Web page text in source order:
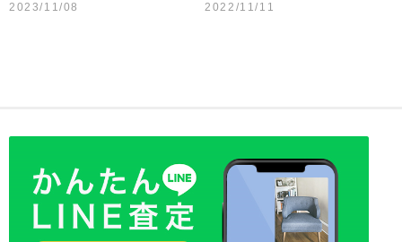
2023/11/08 2022/11/11